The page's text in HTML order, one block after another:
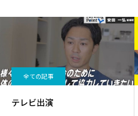
全ての記事
テレビ出演